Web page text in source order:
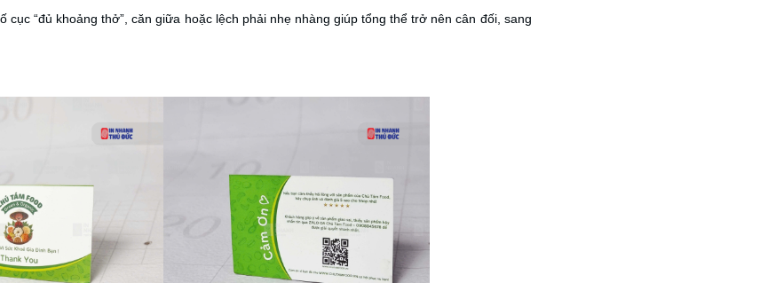
cục “đủ khoảng thở”, căn giữa hoặc lệch phải nhẹ nhàng giúp tổng thể trở nên cân đối, sang